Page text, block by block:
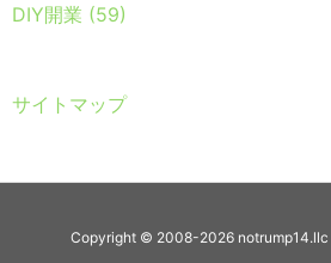
DIY開業 (59)
サイトマップ
Copyright © 2008-2026 notrump14.llc